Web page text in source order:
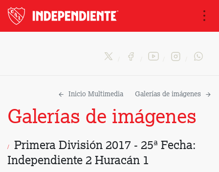
Galerías de imágenes
Inicio Multimedia
Galerías de imágenes
Primera División 2017 - 25ª Fecha:
Independiente 2 Huracán 1